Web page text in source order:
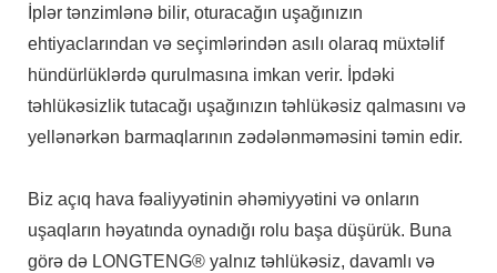
İplər tənzimlənə bilir, oturacağın uşağınızın
ehtiyaclarından və seçimlərindən asılı olaraq müxtəlif
hündürlüklərdə qurulmasına imkan verir. İpdəki
təhlükəsizlik tutacağı uşağınızın təhlükəsiz qalmasını və
yellənərkən barmaqlarının zədələnməməsini təmin edir.
Biz açıq hava fəaliyyətinin əhəmiyyətini və onların
uşaqların həyatında oynadığı rolu başa düşürük. Buna
görə də LONGTENG® yalnız təhlükəsiz, davamlı və